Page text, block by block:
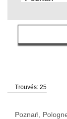
domaines
niveau d'études
Trouvés: 25
Poznań,